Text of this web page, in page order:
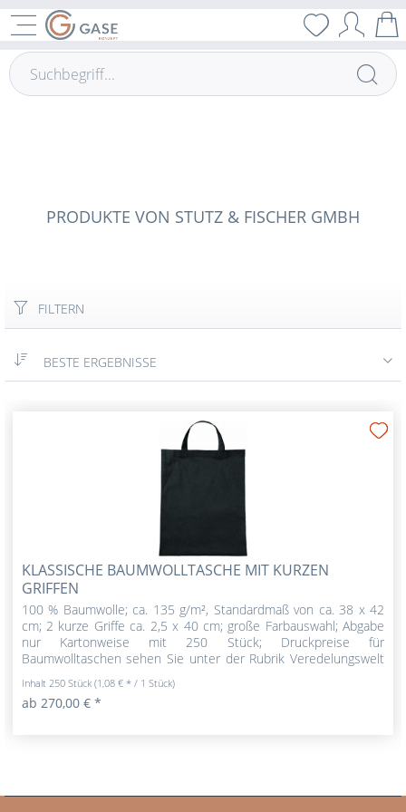
PRODUKTE VON STUTZ & FISCHER GMBH
FILTERN
BESTE ERGEBNISSE
KLASSISCHE BAUMWOLLTASCHE MIT KURZEN
GRIFFEN
100 % Baumwolle; ca. 135 g/m², Standardmaß von ca. 38 x 42
cm; 2 kurze Griffe ca. 2,5 x 40 cm; große Farbauswahl; Abgabe
nur Kartonweise mit 250 Stück; Druckpreise für
Baumwolltaschen sehen Sie unter der Rubrik Veredelungswelt
Inhalt 250 Stück (1,08 € * / 1 Stück)
ab 270,00 € *